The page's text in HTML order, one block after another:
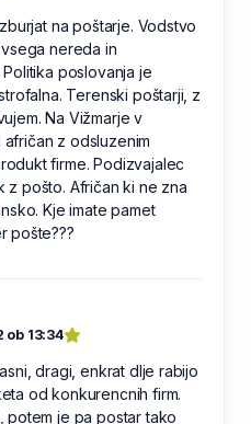
na poštarje. Vodstvo
nereda in
poslovanja je
Terenski poštarji, z
Na Vižmarje v
afričan z odsluzenim
firme. Podizvajalec
z pošto. Afričan ki ne zna
Kje imate pamet
pošte???
ob 13:34
dragi, enkrat dlje rabijo
od konkurencnih firm.
potem je pa postar tako